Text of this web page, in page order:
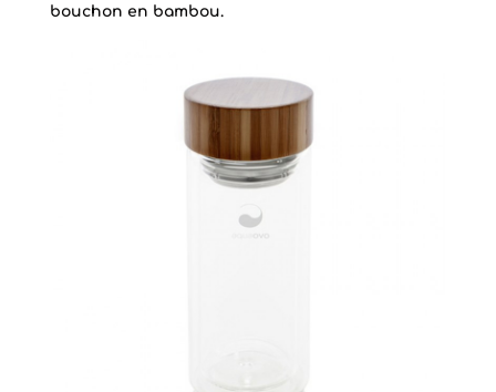
bouchon en bambou.